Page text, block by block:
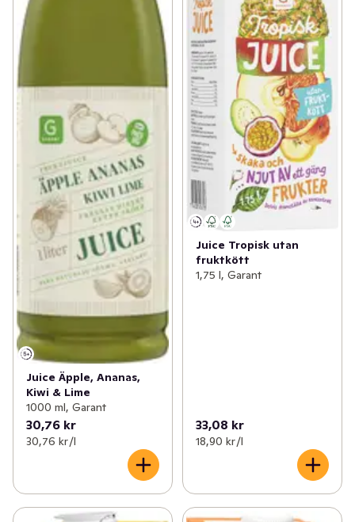
Juice Äpple, Ananas,
Kiwi & Lime
1000 ml, Garant
30,76 kr
30,76 kr /l
Juice Tropisk utan
fruktkött
1,75 l, Garant
33,08 kr
18,90 kr /l